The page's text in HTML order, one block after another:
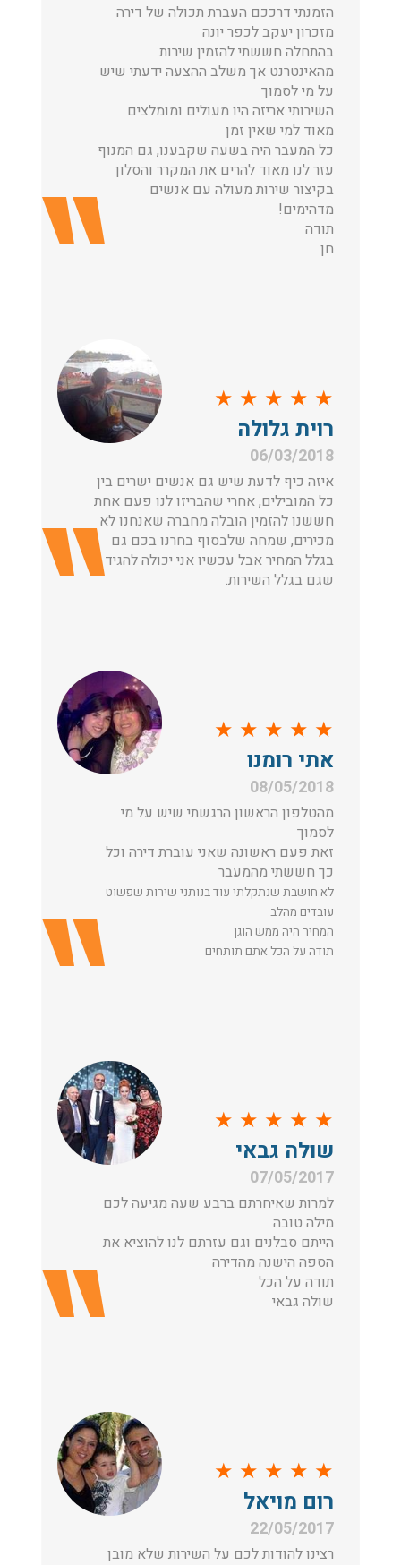
הזמנתי דרככם העברת תכולה של דירה
מזכרון יעקב לכפר יונה
בהתחלה חששתי להזמין שירות
מהאינטרנט אך משלב ההצעה ידעתי שיש
על מי לסמוך
השירותי אריזה היו מעולים ומומלצים
מאוד למי שאין זמן
כל המעבר היה בשעה שקבענו, גם המנוף
עזר לנו מאוד להרים את המקרר והסלון
בקיצור שירות מעולה עם אנשים
מדהימים!
תודה
חן
★
★
★
★
★
רוית גלולה
06/03/2018
איזה כיף לדעת שיש גם אנשים ישרים בין
כל המובילים, אחרי שהבריזו לנו פעם אחת
חששנו להזמין הובלה מחברה שאנחנו לא
מכירים, שמחה שלבסוף בחרנו בכם גם
בגלל המחיר אבל עכשיו אני יכולה להגיד
שגם בגלל השירות.
★
★
★
★
★
אתי רומנו
08/05/2018
מהטלפון הראשון הרגשתי שיש על מי
לסמוך
זאת פעם ראשונה שאני עוברת דירה וכל
כך חששתי מהמעבר
לא חושבת שנתקלתי עוד בנותני שירות שפשוט
עובדים מהלב
המחיר היה ממש הוגן
תודה על הכל אתם תותחים
★
★
★
★
★
שולה גבאי
07/05/2017
למרות שאיחרתם ברבע שעה מגיעה לכם
מילה טובה
הייתם סבלנים וגם עזרתם לנו להוציא את
הספה הישנה מהדירה
תודה על הכל
שולה גבאי
★
★
★
★
★
רום מויאל
22/05/2017
רצינו להודות לכם על השירות שלא מובן